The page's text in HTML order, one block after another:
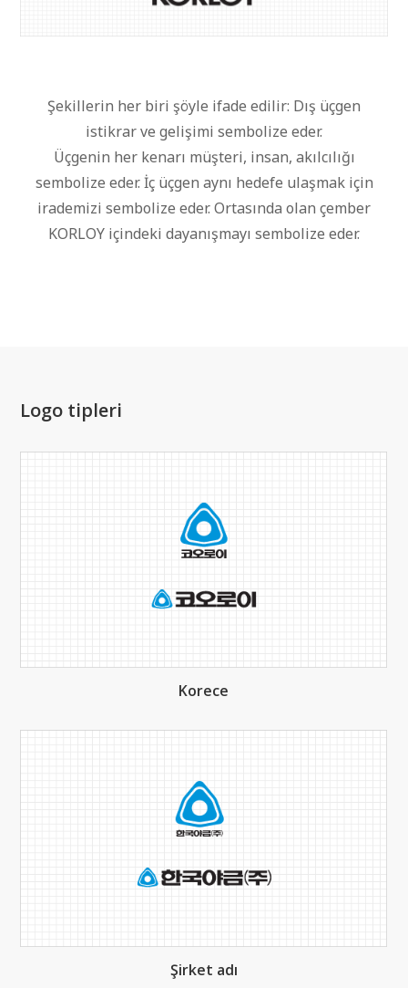
Şekillerin her biri şöyle ifade edilir: Dış üçgen
istikrar ve gelişimi sembolize eder.
Üçgenin her kenarı müşteri, insan, akılcılığı
sembolize eder. İç üçgen aynı hedefe ulaşmak için
irademizi sembolize eder. Ortasında olan çember
KORLOY içindeki dayanışmayı sembolize eder.
Logo tipleri
Korece
Şirket adı